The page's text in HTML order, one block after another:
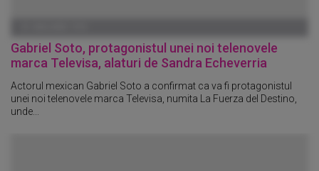
Gabriel Soto, protagonistul unei noi telenovele
marca Televisa, alaturi de Sandra Echeverria
Actorul mexican Gabriel Soto a confirmat ca va fi protagonistul
unei noi telenovele marca Televisa, numita La Fuerza del Destino,
unde...